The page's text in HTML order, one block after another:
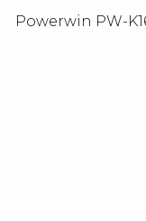
Powerwin PW-